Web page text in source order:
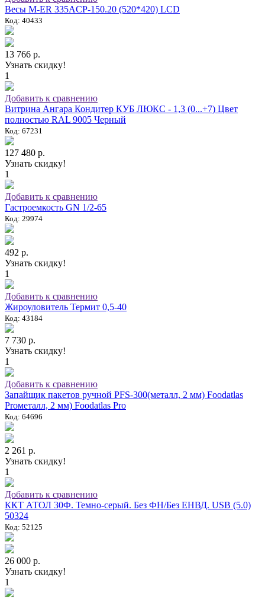
Весы M-ER 335ACP-150.20 (520*420) LCD
Код: 40433
13 766 р.
Узнать скидку!
1
Добавить к сравнению
Витрина Ангара Кондитер КУБ ЛЮКС - 1,3 (0...+7) Цвет
полностью RAL 9005 Черный
Код: 67231
127 480 р.
Узнать скидку!
1
Добавить к сравнению
Гастроемкость GN 1/2-65
Код: 29974
492 р.
Узнать скидку!
1
Добавить к сравнению
Жироуловитель Термит 0,5-40
Код: 43184
7 730 р.
Узнать скидку!
1
Добавить к сравнению
Запайщик пакетов ручной PFS-300(металл, 2 мм) Foodatlas
Proметалл, 2 мм) Foodatlas Pro
Код: 64696
2 261 р.
Узнать скидку!
1
Добавить к сравнению
ККТ АТОЛ 30Ф. Темно-серый. Без ФН/Без ЕНВД. USB (5.0)
50324
Код: 52125
26 000 р.
Узнать скидку!
1